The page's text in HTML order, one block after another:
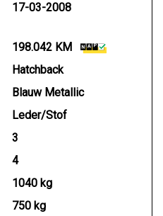
17-03-2008
198.042 KM
Hatchback
Blauw Metallic
Leder/Stof
3
4
1040 kg
750 kg